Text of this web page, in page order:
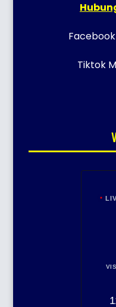
Tiktok